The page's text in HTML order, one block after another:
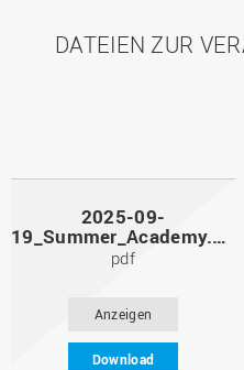
DATEIEN ZUR
2025-09-
19_Summer_Academy.pdf
pdf
Anzeigen
Download